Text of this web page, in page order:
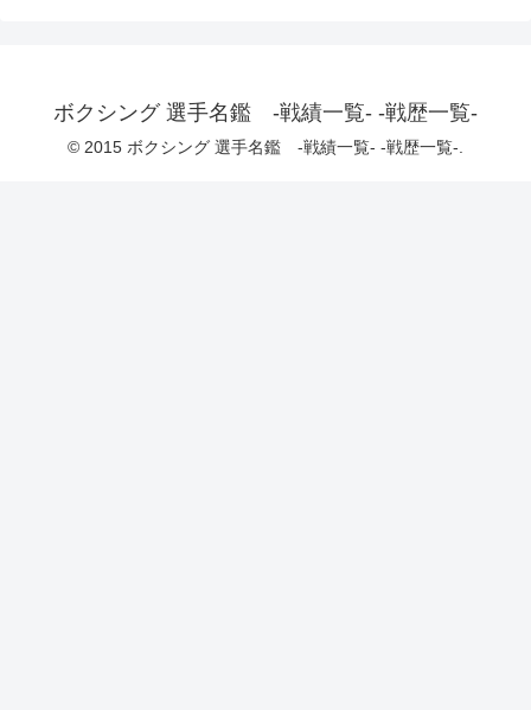
ボクシング 選手名鑑 -戦績一覧- -戦歴一覧-
© 2015 ボクシング 選手名鑑 -戦績一覧- -戦歴一覧-.